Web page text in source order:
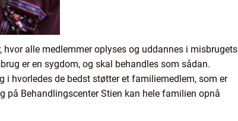
alle medlemmer oplyses og uddannes i misbrugets
er en sygdom, og skal behandles som sådan.
hvorledes de bedst støtter et familiemedlem, som er
Behandlingscenter Stien kan hele familien opnå